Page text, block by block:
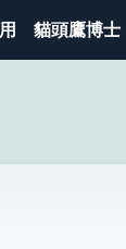
貓頭鷹博士